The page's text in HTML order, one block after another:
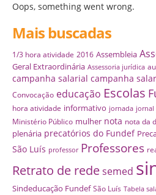
Oops, something went wrong.
Mais buscadas
1/3 hora atividade 2016 Assembleia
Geral Extraordinária Assessoria jurídica
campanha salarial campanha
Convocação educação Escolas
hora atividade informativo jornada jornal
Ministério Público mulher nota nota da
plenária precatórios do Fundef
São Luís professor Professores
Retrato de redesemed
Sindeducação Fundef São Luís Tabela